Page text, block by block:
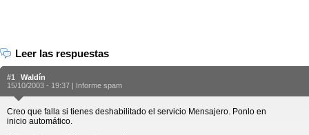
Leer las respuestas
#1
Waldín
15/10/2003 - 19:37 | Informe spam
Creo que falla si tienes deshabilitado el servicio Mensajero. Ponlo en
inicio automático.